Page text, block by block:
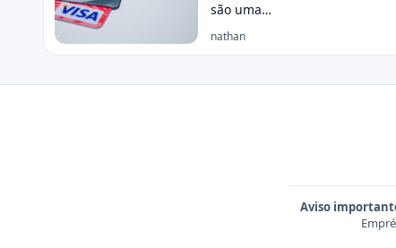
são uma…
nathan
Aviso